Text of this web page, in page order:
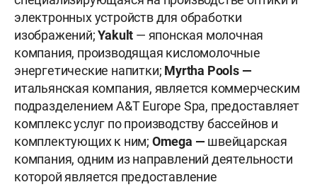
электронных устройств для обработки
изображений;Yakult — японская молочная
компания, производящая кисломолочные
энергетические напитки; Myrtha Pools—
итальянская компания, является коммерческим
подразделением A&T Europe Spa, предоставляет
комплекс услуг по производству бассейнов и
комплектующих к ним; Omega — швейцарская
компания, одним из направлений деятельности
которой является предоставление